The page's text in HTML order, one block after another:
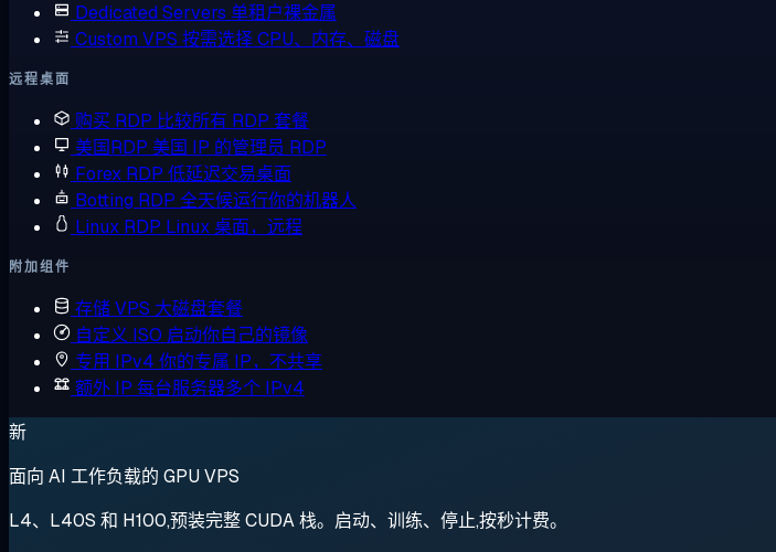
Dedicated Servers 单租户裸金属
Custom VPS 按需选择 CPU、内存、磁盘
远程桌面
购买 RDP 比较所有 RDP 套餐
美国RDP 美国 IP 的管理员 RDP
Forex RDP 低延迟交易桌面
Botting RDP 全天候运行你的机器人
Linux RDP Linux 桌面，远程
附加组件
存储 VPS 大磁盘套餐
自定义 ISO 启动你自己的镜像
专用 IPv4 你的专属 IP，不共享
额外 IP 每台服务器多个 IPv4
新
面向 AI 工作负载的 GPU VPS
L4、L40S 和 H100,预装完整 CUDA 栈。启动、训练、停止,按秒计费。